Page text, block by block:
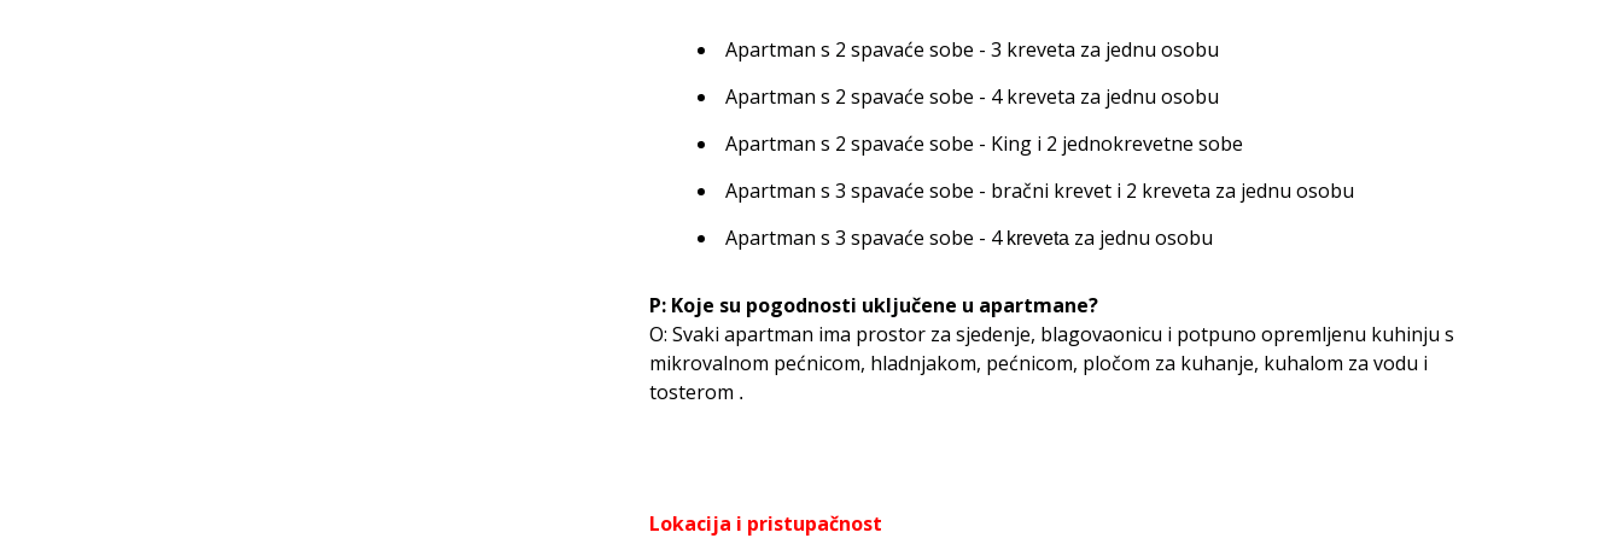
Apartman s 2 spavaće sobe - 3 kreveta za jednu osobu
Apartman s 2 spavaće sobe - 4 kreveta za jednu osobu
Apartman s 2 spavaće sobe - King i 2 jednokrevetne sobe
Apartman s 3 spavaće sobe - bračni krevet i 2 kreveta za jednu osobu
Apartman s 3 spavaće sobe - 4 krevetaza jednu osobu
P: Koje su pogodnosti uključene u apartmane?
O: Svaki apartman ima prostor za sjedenje, blagovaonicu i potpuno opremljenu kuhinju s
mikrovalnom pećnicom, hladnjakom, pećnicom, pločom za kuhanje, kuhalom za vodu i
tosterom .
Lokacija i pristupačnost